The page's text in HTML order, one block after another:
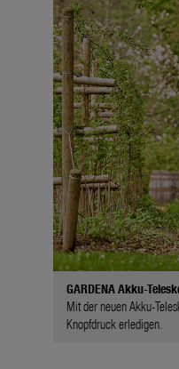
GARDENA Akku-
Mit der neuen Akku-
Knopfdruck erledigen.